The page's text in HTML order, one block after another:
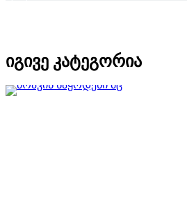
იგივე კატეგორია